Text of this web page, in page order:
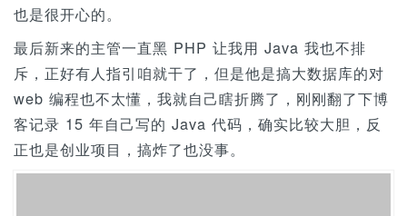
也是很开心的。
最后新来的主管一直黑 PHP 让我用 Java 我也不排
斥，正好有人指引咱就干了，但是他是搞大数据库的对
web 编程也不太懂，我就自己瞎折腾了，刚刚翻了下博
客记录 15 年自己写的 Java 代码，确实比较大胆，反
正也是创业项目，搞炸了也没事。